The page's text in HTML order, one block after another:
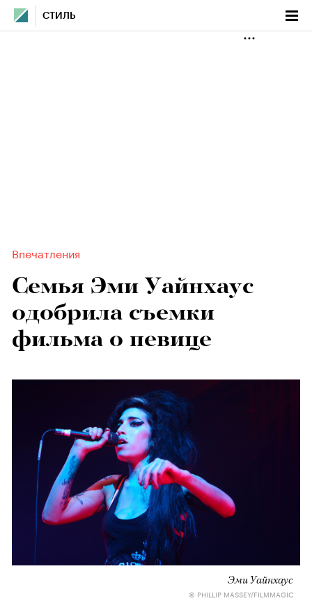
СТИЛЬ
Впечатления
Семья Эми Уайнхаус
одобрила съемки
фильма о певице
Эми Уайнхаус
© PHILLIP MASSEY/FILMMAGIC